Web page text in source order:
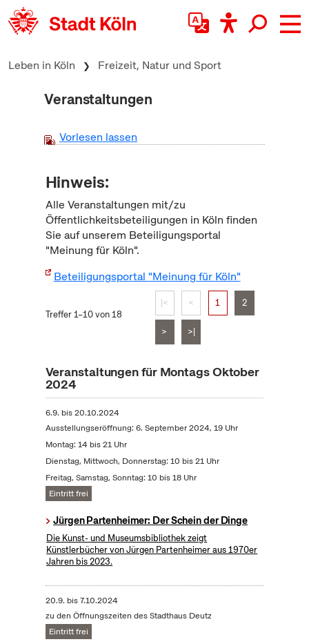
zum Inhalt springen
Leben in Köln Freizeit, Natur und Sport
Veranstaltungen
Vorlesen lassen
Hinweis:
Alle Veranstaltungen mit/zu
Öffentlichkeitsbeteiligungen in Köln finden
Sie auf unserem Beteiligungsportal
"Meinung für Köln".
Beteiligungsportal "Meinung für Köln"
Treffer 1–10 von 18
|< < 1 2
> >|
Veranstaltungen für Montags Oktober
2024
6.9. bis20.10.2024
Ausstellungseröffnung: 6. September 2024, 19 Uhr
Montag: 14 bis 21 Uhr
Dienstag, Mittwoch, Donnerstag: 10 bis 21 Uhr
Freitag, Samstag, Sonntag: 10 bis 18 Uhr
Eintritt frei
Jürgen Partenheimer: Der Schein der Dinge
Die Kunst- und Museumsbibliothek zeigt
Künstlerbücher von Jürgen Partenheimer aus 1970er
Jahren bis 2023.
20.9. bis7.10.2024
zu den Öffnungszeiten des Stadthaus Deutz
Eintritt frei